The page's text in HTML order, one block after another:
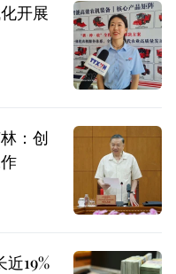
开展
：创
19%